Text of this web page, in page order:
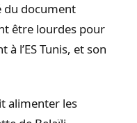
du document
être lourdes pour
l’ES Tunis, et son
alimenter les